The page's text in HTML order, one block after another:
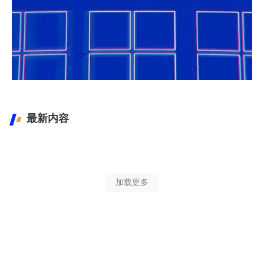
Windows 最新镜像下载
Windows XP-11镜像下载
最新内容
加载更多